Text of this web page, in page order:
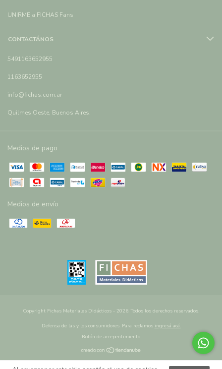
UNIRME a FICHAS Fans
CONTACTÁNOS
5491163652955
1163652955
info@fichas.com.ar
Quilmes Oeste, Buenos Aires.
Medios de pago
Medios de envío
Copyright Fichas Materiales Didácticos - 2026. Todos los derechos reservados.
Defensa de las y los consumidores. Para reclamos ingresá acá.
Botón de arrepentimiento